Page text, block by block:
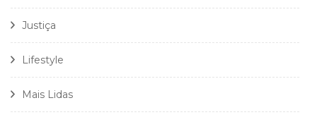
Justiça
Lifestyle
Mais Lidas